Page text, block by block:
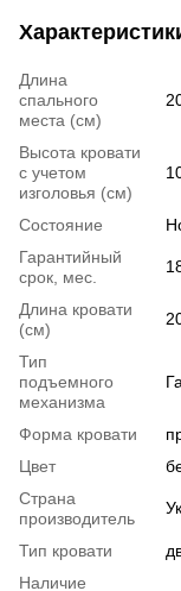
Длина
спального
места (см)
Высота кровати
с учетом
изголовья (см)
Состояние
Гарантийный
срок, мес.
Длина кровати
(см)
Тип
подъемного
механизма
Форма кровати
Цвет
Страна
производитель
Тип кровати
Наличие